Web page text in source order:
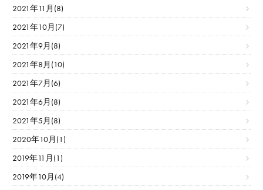
2021年11月(8)
2021年10月(7)
2021年9月(8)
2021年8月(10)
2021年7月(6)
2021年6月(8)
2021年5月(8)
2020年10月(1)
2019年11月(1)
2019年10月(4)